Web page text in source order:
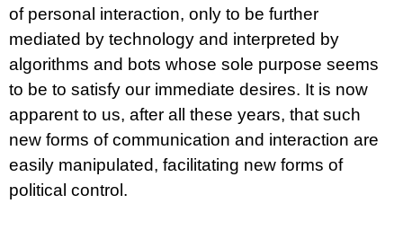
of personal interaction, only to be further
mediated by technology and interpreted by
algorithms and bots whose sole purpose seems
to be to satisfy our immediate desires. It is now
apparent to us, after all these years, that such
new forms of communication and interaction are
easily manipulated, facilitating new forms of
political control.